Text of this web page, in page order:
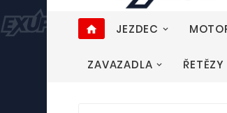
home JEZDEC
ZAVAZADLA ŘETĚZY